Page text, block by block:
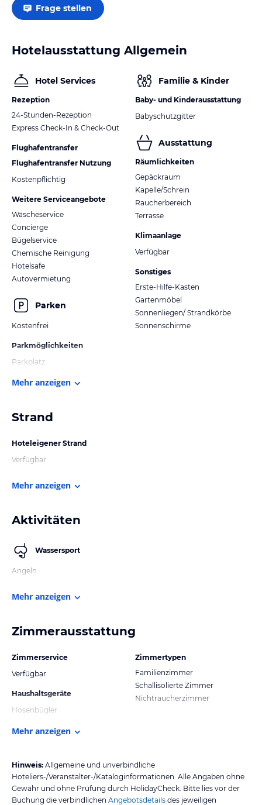
Hinweis: Verfasst von HolidayCheck mit Hilfe von KI. Alle
Frage stellen
Hotelausstattung Allgemein
Hotel Services
Rezeption
24-Stunden-Rezeption
Express Check-In & Check-Out
Flughafentransfer
Flughafentransfer Nutzung
Kostenpflichtig
Weitere Serviceangebote
Wäscheservice
Concierge
Bügelservice
Chemische Reinigung
Hotelsafe
Autovermietung
Parken
Kostenfrei
Parkmöglichkeiten
Parkplatz
Familie & Kinder
Baby- und Kinderausstattung
Babyschutzgitter
Ausstattung
Räumlichkeiten
Gepäckraum
Kapelle/Schrein
Raucherbereich
Terrasse
Klimaanlage
Verfügbar
Sonstiges
Erste-Hilfe-Kasten
Gartenmöbel
Sonnenliegen/ Strandkörbe
Sonnenschirme
Mehr anzeigen
Strand
Hoteleigener Strand
Verfügbar
Mehr anzeigen
Aktivitäten
Wassersport
Angeln
Mehr anzeigen
Zimmerausstattung
Zimmerservice
Verfügbar
Haushaltsgeräte
Hosenbügler
Zimmertypen
Familienzimmer
Schallisolierte Zimmer
Nichtraucherzimmer
Mehr anzeigen
Hinweis: Allgemeine und unverbindliche
Hoteliers-/Veranstalter-/Kataloginformationen. Alle Angaben ohne
Gewähr und ohne Prüfung durch HolidayCheck. Bitte lies vor der
Buchung die verbindlichen Angebotsdetails des jeweiligen